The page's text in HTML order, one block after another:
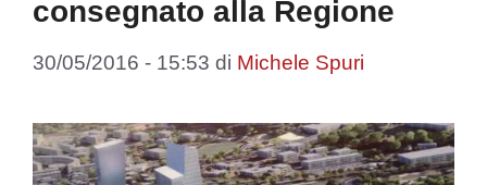
consegnato alla Regione
30/05/2016 - 15:53 di Michele Spuri